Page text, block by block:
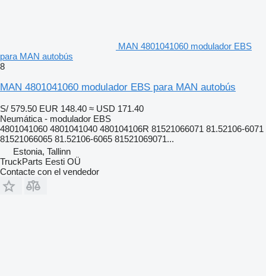
MAN 4801041060 modulador EBS
para MAN autobús
8
MAN 4801041060 modulador EBS para MAN autobús
S/ 579.50 EUR 148.40 ≈ USD 171.40
Neumática - modulador EBS
4801041060 4801041040 480104106R 81521066071 81.52106-6071
81521066065 81.52106-6065 81521069071...
Estonia, Tallinn
TruckParts Eesti OÜ
Contacte con el vendedor